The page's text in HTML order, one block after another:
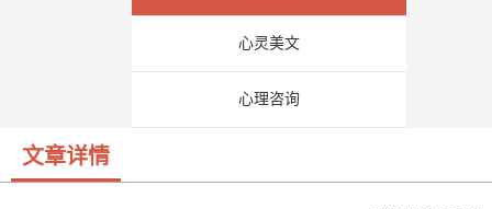
心灵美文
心理咨询
文章详情